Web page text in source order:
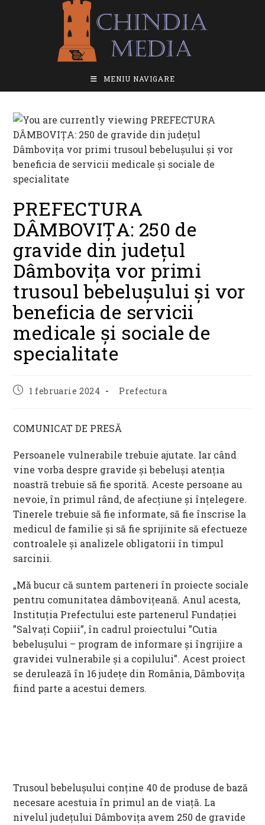
MENIU NAVIGARE
PREFECTURA
DÂMBOVIȚA: 250 de
gravide din județul
Dâmbovița vor primi
trusoul bebelușului și vor
beneficia de servicii
medicale și sociale de
specialitate
Post1 februarie 2024
Post
Prefectura
COMUNICAT DE PRESĂ
Persoanele vulnerabile trebuie ajutate. Iar când
vine vorba despre gravide și bebeluși atenția
noastră trebuie să fie sporită. Aceste persoane au
nevoie, în primul rând, de afecțiune și înțelegere.
Tinerele trebuie să fie informate, să fie înscrise la
medicul de familie și să fie sprijinite să efectueze
controalele și analizele obligatorii în timpul
sarcinii.
„Mă bucur că suntem parteneri în proiecte sociale
pentru comunitatea dâmbovițeană. Anul acesta,
Instituția Prefectului este partenerul Fundației
”Salvați Copiii”, în cadrul proiectului ”Cutia
bebelușului – program de informare și îngrijire a
gravidei vulnerabile și a copilului”. Acest proiect
se derulează în 16 județe din România, Dâmbovița
fiind parte a acestui demers.
Trusoul bebelușului conține 40 de produse de bază
necesare acestuia în primul an de viață. La
nivelul județului Dâmbovița avem 250 de gravide